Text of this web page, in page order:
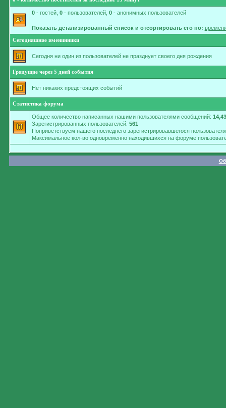
0- гостей, 0- пользователей, 0- анонимных пользователей
Показать детализированный список и отсортировать его по:
Сегодняшние именинники
Сегодня ни один из пользователей не празднует своего дня рождения
Грядущие через 5 дней события
Нет никаких предстоящих событий
Статистика форума
Общее количество написанных нашими пользователями сообщений:
Зарегистрированных пользователей: 561
Поприветствуем нашего последнего зарегистрировавшегося
Максимальное кол-во одновременно находившихся на форуме